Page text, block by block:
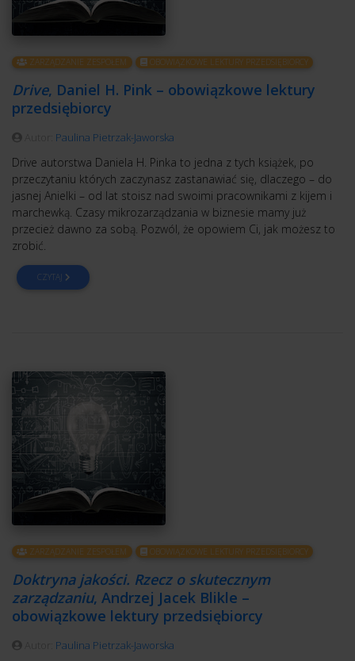
ZARZĄDZANIE ZESPOŁEM OBOWIĄZKOWE LEKTURY PRZEDSIĘBIORCY
Drive, Daniel H. Pink – obowiązkowe lektury
przedsiębiorcy
Paulina Pietrzak-Jaworska
Drive autorstwa Daniela H. Pinka to jedna z tych książek, po
przeczytaniu których zaczynasz zastanawiać się, dlaczego – do
jasnej Anielki – od lat stoisz nad swoimi pracownikami z kijem i
marchewką. Czasy mikrozarządzania w biznesie mamy już
przecież dawno za sobą. Pozwól, że opowiem Ci, jak możesz to
zrobić.
CZYTAJ
ZARZĄDZANIE ZESPOŁEM OBOWIĄZKOWE LEKTURY PRZEDSIĘBIORCY
Doktryna jakości. Rzecz o skutecznym
zarządzaniu, Andrzej Jacek Blikle –
obowiązkowe lektury przedsiębiorcy
Paulina Pietrzak-Jaworska